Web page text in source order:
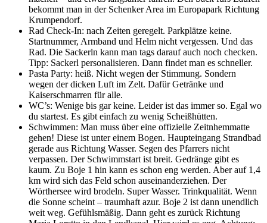
bekommt man in der Schenker Area im Europapark Richtung
Krumpendorf.
Rad Check-In: nach Zeiten geregelt. Parkplätze keine.
Startnummer, Armband und Helm nicht vergessen. Und das
Rad. Die Sackerln kann man tags darauf auch noch checken.
Tipp: Sackerl personalisieren. Dann findet man es schneller.
Pasta Party: heiß. Nicht wegen der Stimmung. Sondern
wegen der dicken Luft im Zelt. Dafür Getränke und
Kaiserschmarren für alle.
WC’s: Wenige bis gar keine. Leider ist das immer so. Egal wo
du startest. Es gibt einfach zu wenig Scheißhütten.
Schwimmen: Man muss über eine offizielle Zeitnhemmatte
gehen! Diese ist unter einem Bogen. Haupteingang Strandbad
gerade aus Richtung Wasser. Segen des Pfarrers nicht
verpassen. Der Schwimmstart ist breit. Gedränge gibt es
kaum. Zu Boje 1 hin kann es schon eng werden. Aber auf 1,4
km wird sich das Feld schon auseinanderziehen. Der
Wörthersee wird brodeln. Super Wasser. Trinkqualität. Wenn
die Sonne scheint – traumhaft azur. Boje 2 ist dann unendlich
weit weg. Gefühlsmäßig. Dann geht es zurück Richtung